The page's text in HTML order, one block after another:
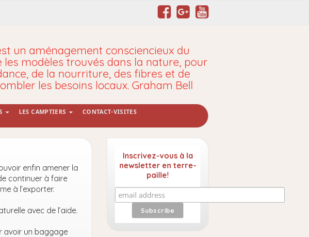
un aménagement consciencieux du
les modèles trouvés dans la nature, pour
de la nourriture, des fibres et de
les besoins locaux. Graham Bell
LES CAMPTIERS CONTACT-VISITES
enfin amener la
continuer à faire
à l’exporter.
avec de l’aide.
avoir un baggage
Inscrivez-vous à la
newsletter en terre-
paille!